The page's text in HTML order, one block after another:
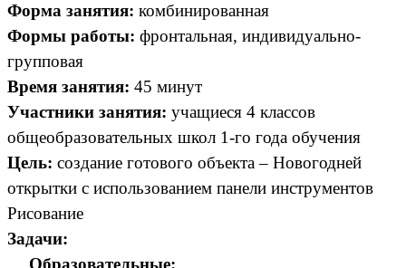
Форма занятия: комбинированная
Формы работы: фронтальная, индивидуально-
групповая
Время занятия: 45 минут
Участники занятия: учащиеся 4 классов
общеобразовательных школ 1-го года обучения
Цель: создание готового объекта – Новогодней
открытки с использованием панели инструментов
Рисование
Задачи:
Образовательные: